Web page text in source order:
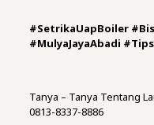
#SetrikaUapBoiler
#MulyaJayaAbadi
Tanya – Tanya Tentang
0813-8337-8886